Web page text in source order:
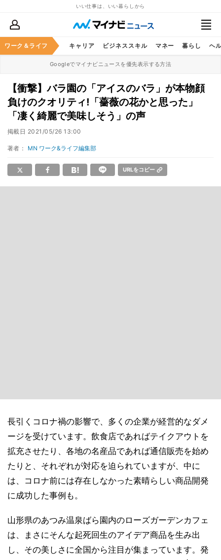
いい仕事は、いい暮らしから
ワーク＆ライフ キャリア ビジネススキル マネー 暮らし ヘ
Googleでマイナビニュースを優先表示する方法
【衝撃】バラ園の「アイスのバラ」が本物顔
負けのクオリティ!「薔薇の花かと思った」
「凄く綺麗で美味しそう」の声
掲載日 2021/05/26 13:00
著者： MN ワーク&ライフ編集部
URLをコピー
長引くコロナ禍の影響で、多くの企業が経営的なダメ
ージを受けています。飲食店であればテイクアウトを
拡充させたり、各地の名産品であれば通信販売を始め
たりと、それぞれが対応を迫られていますが、中に
は、コロナ前には存在しなかった素晴らしい商品開発
に成功した事例も。
山形県のあつみ温泉ばら園内のローズガーデンカフェ
は、まさにそんな起死回生のアイデア商品を生み出
し、その美しさに全国から注目が集まっています。発